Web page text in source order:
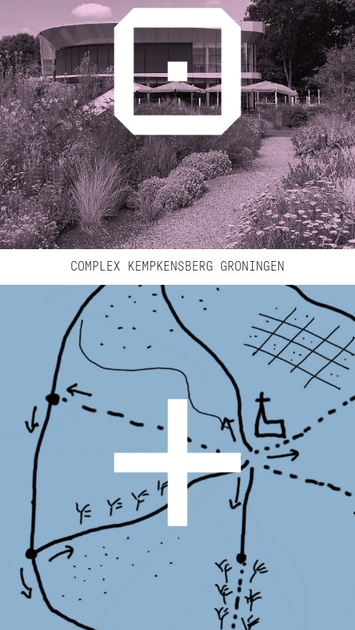
COMPLEX KEMPKENSBERG GRONINGEN